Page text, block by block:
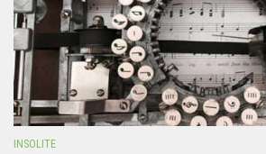
INSOLITE